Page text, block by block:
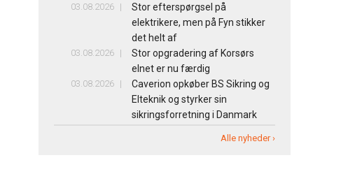
03.08.2026
Stor efterspørgsel på
elektrikere, men på Fyn stikker
det helt af
03.08.2026
Stor opgradering af Korsørs
elnet er nu færdig
03.08.2026
Caverion opkøber BS Sikring og
Elteknik og styrker sin
sikringsforretning i Danmark
Alle nyheder ›